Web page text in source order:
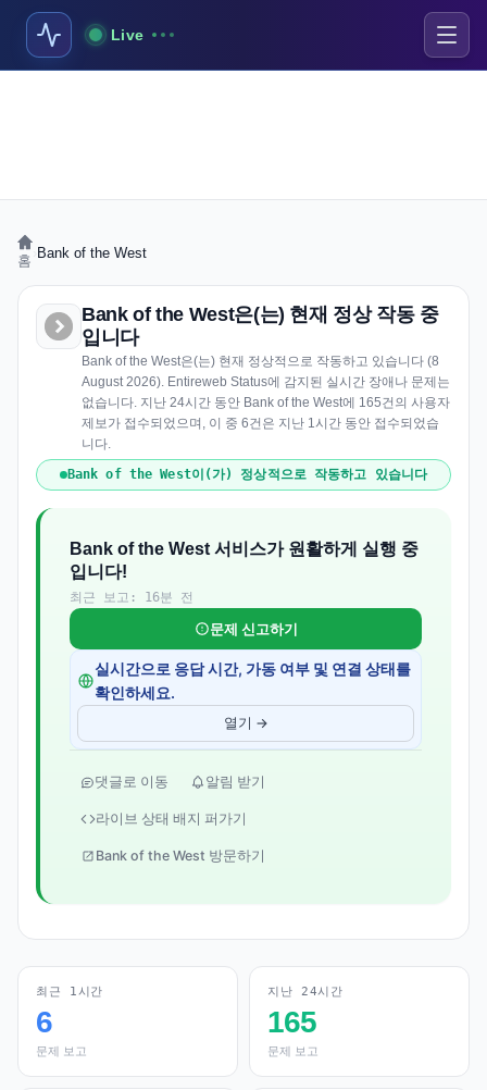
Live
홈 Bank of the West
Bank of the West은(는) 현재 정상 작동 중
입니다
Bank of the West은(는) 현재 정상적으로 작동하고 있습니다 (8
August 2026). Entireweb Status에 감지된 실시간 장애나 문제는
없습니다. 지난 24시간 동안 Bank of the West에 165건의 사용자
제보가 접수되었으며, 이 중 6건은 지난 1시간 동안 접수되었습
니다.
Bank of the West이(가) 정상적으로 작동하고 있습니다
Bank of the West 서비스가 원활하게 실행 중
입니다!
최근 보고: 16분 전
문제 신고하기
실시간으로 응답 시간, 가동 여부 및 연결 상태를
확인하세요.
열기 →
댓글로 이동 알림 받기
라이브 상태 배지 퍼가기
Bank of the West 방문하기
최근 1시간
6
문제 보고
지난 24시간
165
문제 보고